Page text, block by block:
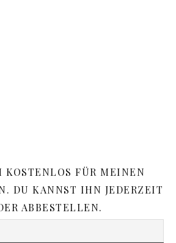
KOSTENLOS FÜR MEINEN
DU KANNST IHN JEDERZEIT
ABBESTELLEN.